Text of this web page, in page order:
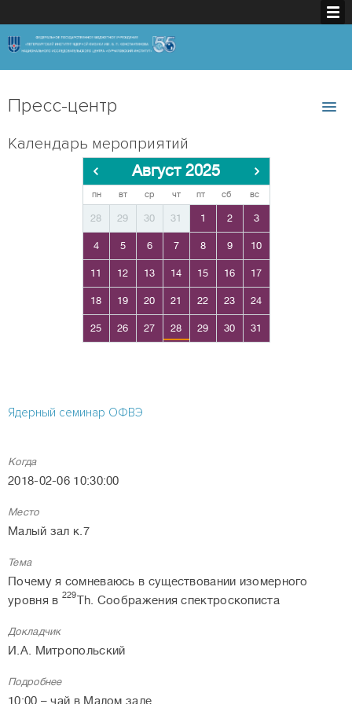
Пресс-центр
Календарь мероприятий
Август 2025
пн вт ср чт пт сб вс
28 29 30 31 1 2 3
4 5 6 7 8 9 10
11 12 13 14 15 16 17
18 19 20 21 22 23 24
25 26 27 28 29 30 31
Ядерный семинар ОФВЭ
Когда
2018-02-06 10:30:00
Место
Малый зал к.7
Тема
Почему я сомневаюсь в существовании изомерного
уровня в 229Th. Соображения спектроскописта
Докладчик
И.А. Митропольский
Подробнее
10:00 – чай в Малом зале